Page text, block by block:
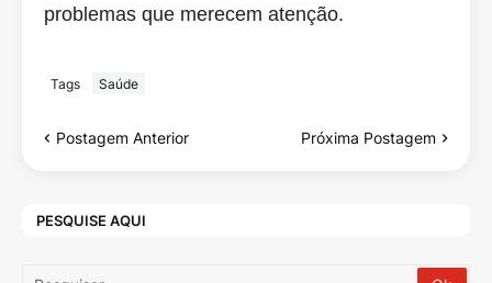
problemas que merecem atenção.
Tags Saúde
Postagem Anterior Próxima Postagem
PESQUISE AQUI